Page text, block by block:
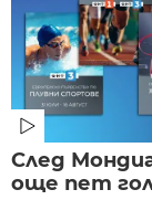
След
още пет